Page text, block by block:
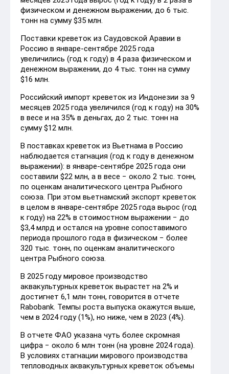
физическом и денежном выражении, до 6 тыс.
тонн на сумму $35 млн.
Поставки креветок из Саудовской Аравии в
Россию в январе-сентябре 2025 года
увеличились (год к году) в 4 раза физическом и
денежном выражении, до 4 тыс. тонн на сумму
$16 млн.
Российский импорт креветок из Индонезии за 9
месяцев 2025 года увеличился (год к году) на 30%
в весе и на 35% в деньгах, до 2 тыс. тонн на
сумму $12 млн.
В поставках креветок из Вьетнама в Россию
наблюдается стагнация (год к году в денежном
выражении): в январе-сентябре 2025 года они
составили $22 млн, а в весе − около 2 тыс. тонн,
по оценкам аналитического центра Рыбного
союза. При этом вьетнамский экспорт креветок
в целом в январе-сентябре 2025 года вырос (год
к году) на 22% в стоимостном выражении − до
$3,4 млрд и остался на уровне сопоставимого
периода прошлого года в физическом − более
320 тыс. тонн, по оценкам аналитического
центра Рыбного союза.
В 2025 году мировое производство
аквакультурных креветок вырастет на 2% и
достигнет 6,1 млн тонн, говорится в отчете
Rabobank. Темпы роста выпуска окажутся выше,
чем в 2024 году (1%), но ниже, чем в 2023 (4%).
В отчете ФАО указана чуть более скромная
цифра − около 6 млн тонн (на уровне 2024 года).
В условиях стагнации мирового производства
тепловодных аквакультурных креветок объемы